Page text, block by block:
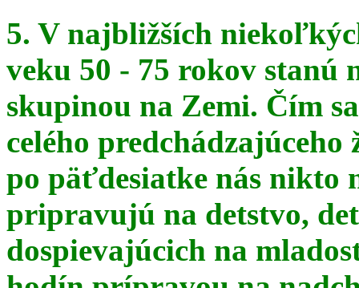
5. V najbližších
veku 50 - 75 rokov stanú
skupinou na Zemi. Čím
celého
po päťdesiatke nás nikto
pripravujú na detstvo,
dospievajúcich na